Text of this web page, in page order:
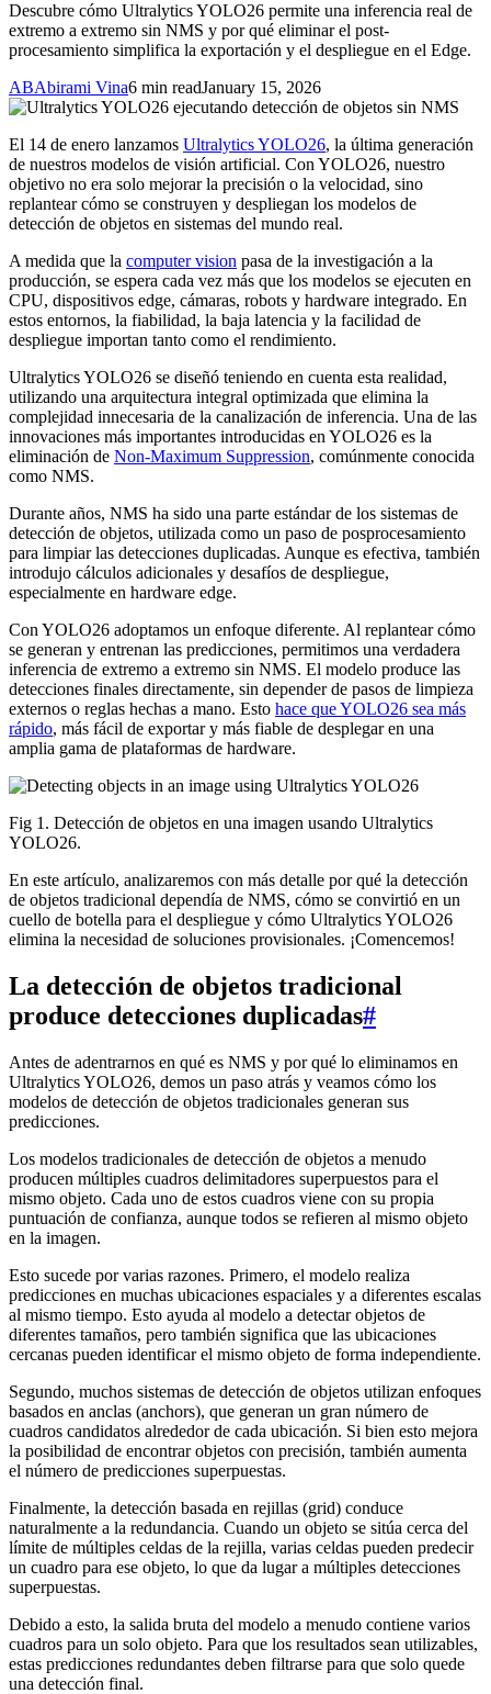
Descubre cómo Ultralytics YOLO26 permite una inferencia real de
extremo a extremo sin NMS y por qué eliminar el post-
procesamiento simplifica la exportación y el despliegue en el Edge.
ABAbirami Vina6 min readJanuary 15, 2026
El 14 de enero lanzamos Ultralytics YOLO26, la última generación
de nuestros modelos de visión artificial. Con YOLO26, nuestro
objetivo no era solo mejorar la precisión o la velocidad, sino
replantear cómo se construyen y despliegan los modelos de
detección de objetos en sistemas del mundo real.
A medida que la computer vision pasa de la investigación a la
producción, se espera cada vez más que los modelos se ejecuten en
CPU, dispositivos edge, cámaras, robots y hardware integrado. En
estos entornos, la fiabilidad, la baja latencia y la facilidad de
despliegue importan tanto como el rendimiento.
Ultralytics YOLO26 se diseñó teniendo en cuenta esta realidad,
utilizando una arquitectura integral optimizada que elimina la
complejidad innecesaria de la canalización de inferencia. Una de las
innovaciones más importantes introducidas en YOLO26 es la
eliminación de Non-Maximum Suppression, comúnmente conocida
como NMS.
Durante años, NMS ha sido una parte estándar de los sistemas de
detección de objetos, utilizada como un paso de posprocesamiento
para limpiar las detecciones duplicadas. Aunque es efectiva, también
introdujo cálculos adicionales y desafíos de despliegue,
especialmente en hardware edge.
Con YOLO26 adoptamos un enfoque diferente. Al replantear cómo
se generan y entrenan las predicciones, permitimos una verdadera
inferencia de extremo a extremo sin NMS. El modelo produce las
detecciones finales directamente, sin depender de pasos de limpieza
externos o reglas hechas a mano. Esto hace que YOLO26 sea más
rápido, más fácil de exportar y más fiable de desplegar en una
amplia gama de plataformas de hardware.
Fig 1. Detección de objetos en una imagen usando Ultralytics
YOLO26.
En este artículo, analizaremos con más detalle por qué la detección
de objetos tradicional dependía de NMS, cómo se convirtió en un
cuello de botella para el despliegue y cómo Ultralytics YOLO26
elimina la necesidad de soluciones provisionales. ¡Comencemos!
La detección de objetos tradicional
produce detecciones duplicadas#
Antes de adentrarnos en qué es NMS y por qué lo eliminamos en
Ultralytics YOLO26, demos un paso atrás y veamos cómo los
modelos de detección de objetos tradicionales generan sus
predicciones.
Los modelos tradicionales de detección de objetos a menudo
producen múltiples cuadros delimitadores superpuestos para el
mismo objeto. Cada uno de estos cuadros viene con su propia
puntuación de confianza, aunque todos se refieren al mismo objeto
en la imagen.
Esto sucede por varias razones. Primero, el modelo realiza
predicciones en muchas ubicaciones espaciales y a diferentes escalas
al mismo tiempo. Esto ayuda al modelo a detectar objetos de
diferentes tamaños, pero también significa que las ubicaciones
cercanas pueden identificar el mismo objeto de forma independiente.
Segundo, muchos sistemas de detección de objetos utilizan enfoques
basados en anclas (anchors), que generan un gran número de
cuadros candidatos alrededor de cada ubicación. Si bien esto mejora
la posibilidad de encontrar objetos con precisión, también aumenta
el número de predicciones superpuestas.
Finalmente, la detección basada en rejillas (grid) conduce
naturalmente a la redundancia. Cuando un objeto se sitúa cerca del
límite de múltiples celdas de la rejilla, varias celdas pueden predecir
un cuadro para ese objeto, lo que da lugar a múltiples detecciones
superpuestas.
Debido a esto, la salida bruta del modelo a menudo contiene varios
cuadros para un solo objeto. Para que los resultados sean utilizables,
estas predicciones redundantes deben filtrarse para que solo quede
una detección final.